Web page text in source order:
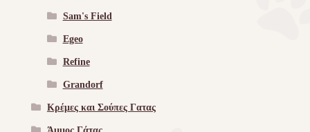
Sam's Field
Egeo
Refine
Grandorf
Κρέμες και Σούπες Γατας